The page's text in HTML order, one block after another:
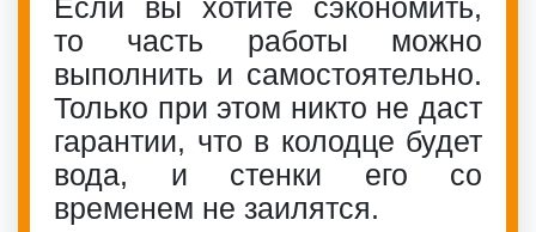
Если вы хотите сэкономить,
то часть работы можно
выполнить и самостоятельно.
Только при этом никто не даст
гарантии, что в колодце будет
вода, и стенки его со
временем не заилятся.